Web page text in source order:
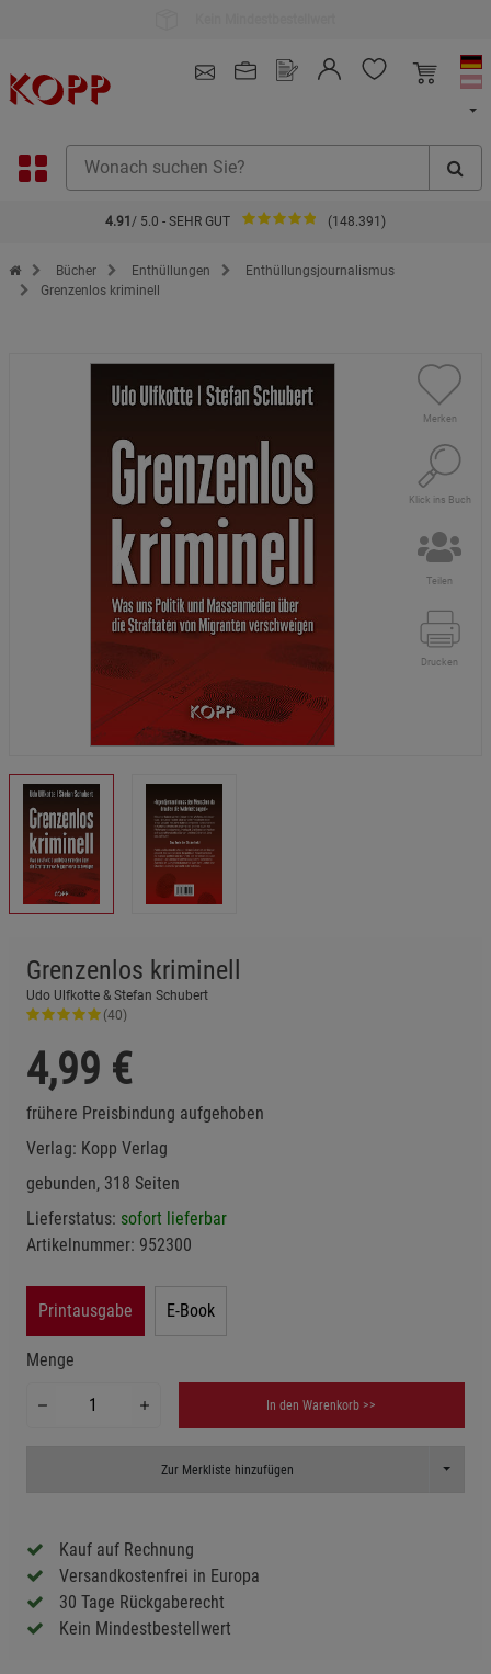
4.91 / 5.0 - SEHR GUT (148.391)
Zur Startseite des Kopp Verlag Online-Shop
Bücher Enthüllungen
Enthüllungsjournalismus
Grenzenlos kriminell
Merken
Klick ins Buch
Teilen
Drucken
Grenzenlos kriminell
Udo Ulfkotte & Stefan Schubert
(40)
4,99 €
frühere Preisbindung aufgehoben
Verlag: Kopp Verlag
gebunden, 318 Seiten
Lieferstatus: sofort lieferbar
Artikelnummer: 952300
Printausgabe E-Book
Menge
In den Warenkorb >>
Zur Merkliste hinzufügen Toggle
Kauf auf Rechnung
Versandkostenfrei in Europa
30 Tage Rückgaberecht
Kein Mindestbestellwert